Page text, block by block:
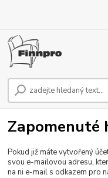
Zapomenuté
Pokud již máte vytvořený
svou e-mailovou adresu,
na ni e-mail s odkazem pro